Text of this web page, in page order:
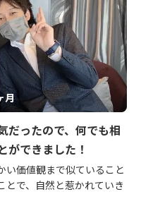
月
だったので、何でも相
ができました！
い価値観まで似ていること
とで、自然と惹かれていき